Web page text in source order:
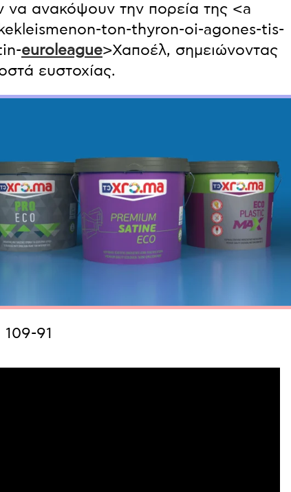
ανακόψουν την πορεία της <a
ton-thyron-oi-agones-tis-
euroleague>Χαποέλ, σημειώνοντας
ευστοχίας.
91